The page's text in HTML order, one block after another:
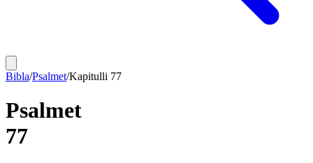
Bibla/Psalmet/Kapitulli 77
Psalmet
77